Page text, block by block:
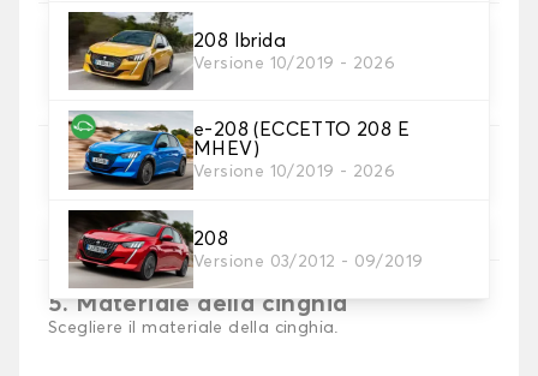
208 Ibrida
Versione 10/2019 - 2026
e-208 (ECCETTO 208 E
MHEV)
Versione 10/2019 - 2026
208
Versione 03/2012 - 09/2019
3. Set di tappetini
Selezionare il numero di tappetini per auto
necessari.
4. Colori dei tappetini
Scegli il materiale del tappetino auto.
5. Materiale della cinghia
Scegliere il materiale della cinghia.